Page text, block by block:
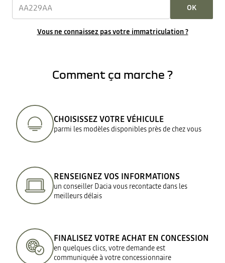
OK
Vous ne connaissez pas votre immatriculation ?
Comment ça marche ?
CHOISISSEZ VOTRE VÉHICULE
parmi les modèles disponibles près de chez vous
RENSEIGNEZ VOS INFORMATIONS
un conseiller Dacia vous recontacte dans les
meilleurs délais
FINALISEZ VOTRE ACHAT EN CONCESSION
en quelques clics, votre demande est
communiquée à votre concessionnaire